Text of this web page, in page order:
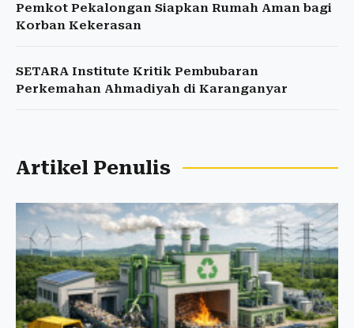
Pemkot Pekalongan Siapkan Rumah Aman bagi
Korban Kekerasan
SETARA Institute Kritik Pembubaran
Perkemahan Ahmadiyah di Karanganyar
Artikel Penulis